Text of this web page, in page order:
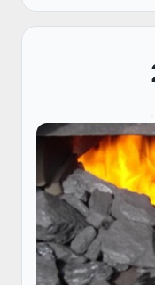
перемен в